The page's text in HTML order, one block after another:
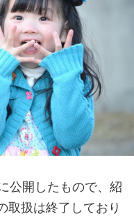
公開したもので、紹
取扱は終了しており